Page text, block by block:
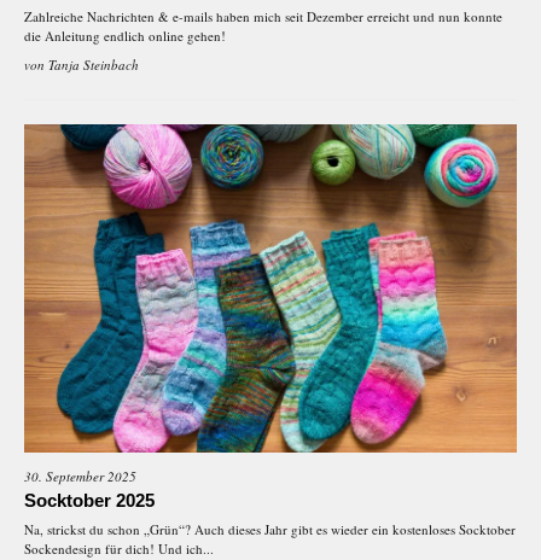
Zahlreiche Nachrichten & e-mails haben mich seit Dezember erreicht und nun konnte
die Anleitung endlich online gehen!
von Tanja Steinbach
30. September 2025
Socktober 2025
Na, strickst du schon „Grün“? Auch dieses Jahr gibt es wieder ein kostenloses Socktober
Sockendesign für dich! Und ich...